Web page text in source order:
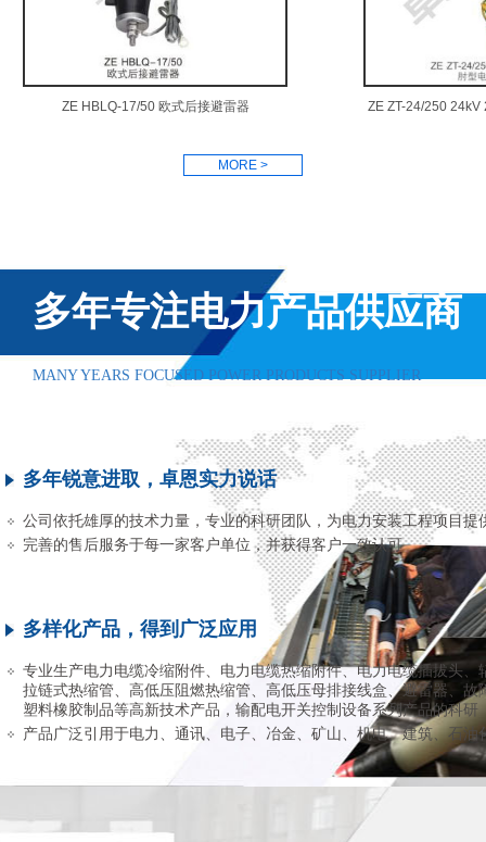
ZE HBLQ-17/50 欧式后接避雷器 ZE ZT-24/250
MORE >
多年专注电力产品供应商
MANY YEARS FOCUSED POWER PRODUCTS SUPPLIER
多年锐意进取，卓恩实力说话
公司依托雄厚的技术力量，专业的科研团队，为电力安装工程项目提
完善的售后服务于每一家客户单位，并获得客户一致认可
多样化产品，得到广泛应用
专业生产电力电缆冷缩附件、电力电缆热缩附件、电力电缆插拔头、
拉链式热缩管、高低压阻燃热缩管、高低压母排接线盒、避雷器、故
塑料橡胶制品等高新技术产品，输配电开关控制设备系列产品的科研
产品广泛引用于电力、通讯、电子、冶金、矿山、机电、建筑、石油